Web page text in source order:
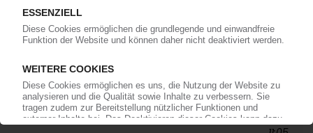
ALTAUTO-RECYCLING
TecPart: Verband ruft zur Teilnahme an EU-
Konsultation zum Rezyklatanteil auf /
Öffentliche Webkonferenz soll Industrieposition
abstimmen